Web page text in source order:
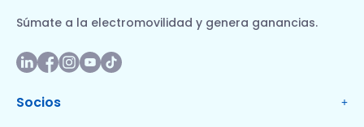
Súmate a la electromovilidad y genera ganancias.
Socios +